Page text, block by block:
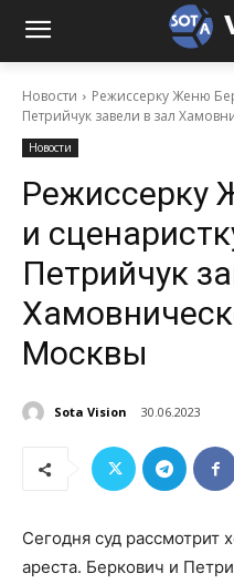
Новости
Режиссерку Женю
Петрийчук завели в зал
Новости
Режиссерку
и
Петрийчук
Москвы
Sota Vision 30.06.2023
Сегодня суд рассмотрит
ареста. Беркович и